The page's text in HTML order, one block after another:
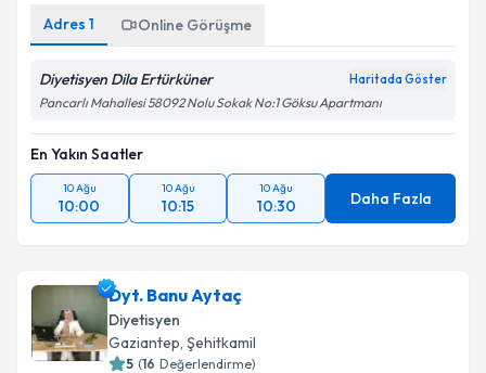
kapsamda işlenmesini kabul ediyorum.
Takvim Talebini Gönder
Adres 1 Online Görüşme
Diyetisyen Dila Ertürküner Haritada Göster
Pancarlı Mahallesi 58092 Nolu Sokak No:1 Göksu Apartmanı
En Yakın Saatler
10 Ağu
10:00
10 Ağu
10:15
10 Ağu
10:30 Daha Fazla
Dyt. Banu Aytaç
Diyetisyen
Gaziantep, Şehitkamil
5 (16 Değerlendirme)